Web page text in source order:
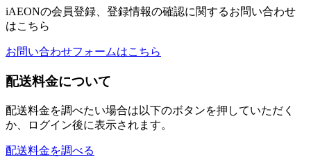
iAEONの会員登録、登録情報の確認に関するお問い合わせ
はこちら
お問い合わせフォームはこちら
配送料金について
配送料金を調べたい場合は以下のボタンを押していただく
か、ログイン後に表示されます。
配送料金を調べる